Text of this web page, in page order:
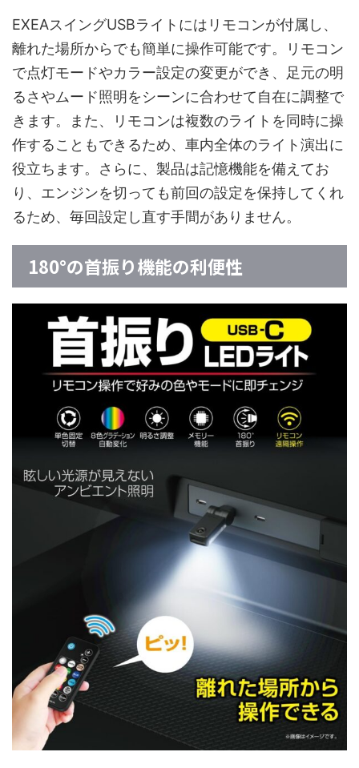
EXEAスイングUSBライトにはリモコンが付属し、
離れた場所からでも簡単に操作可能です。リモコン
で点灯モードやカラー設定の変更ができ、足元の明
るさやムード照明をシーンに合わせて自在に調整で
きます。また、リモコンは複数のライトを同時に操
作することもできるため、車内全体のライト演出に
役立ちます。さらに、製品は記憶機能を備えてお
り、エンジンを切っても前回の設定を保持してくれ
るため、毎回設定し直す手間がありません。
180°の首振り機能の利便性